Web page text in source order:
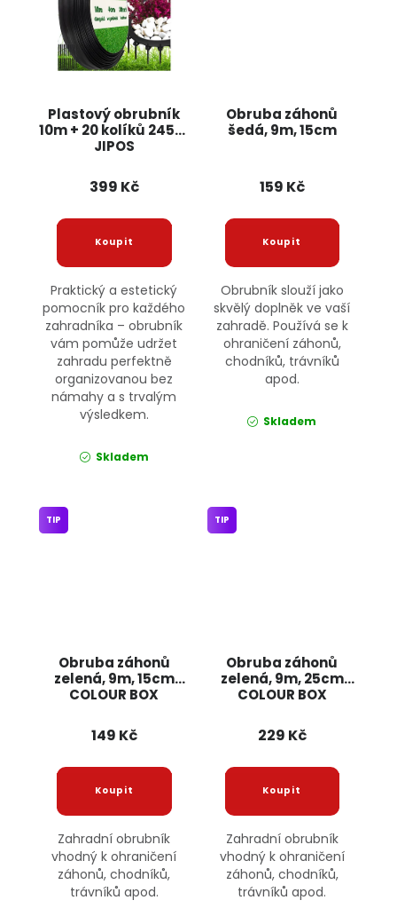
Plastový obrubník
10m + 20 kolíků 24561
JIPOS
399 Kč
Praktický a estetický
pomocník pro každého
zahradníka – obrubník
vám pomůže udržet
zahradu perfektně
organizovanou bez
námahy a s trvalým
výsledkem.
Skladem
Obruba záhonů
šedá, 9m, 15cm
159 Kč
Obrubník slouží jako
skvělý doplněk ve vaší
zahradě. Používá se k
ohraničení záhonů,
chodníků, trávníků
apod.
Skladem
Obruba záhonů
zelená, 9m, 15cm
COLOUR BOX
TIP
149 Kč
Zahradní obrubník
vhodný k ohraničení
záhonů, chodníků,
trávníků apod.
Obruba záhonů
zelená, 9m, 25cm
COLOUR BOX
TIP
229 Kč
Zahradní obrubník
vhodný k ohraničení
záhonů, chodníků,
trávníků apod.